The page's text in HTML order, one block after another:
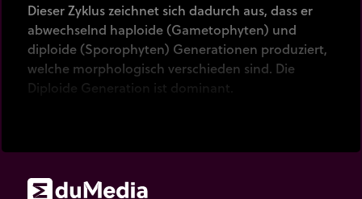
Dieser Zyklus zeichnet sich dadurch aus, dass er
abwechselnd haploide (Gametophyten) und
diploide (Sporophyten) Generationen produziert,
welche morphologisch verschieden sind. Die
Diploide Generation ist dominant.